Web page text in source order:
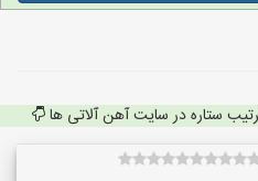
ستاره در سایت آهن آلاتی ها